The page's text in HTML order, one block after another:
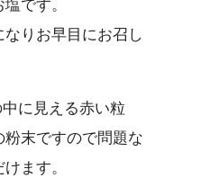
りお早目にお召し
に見える赤い粒
末ですので問題な
ます。